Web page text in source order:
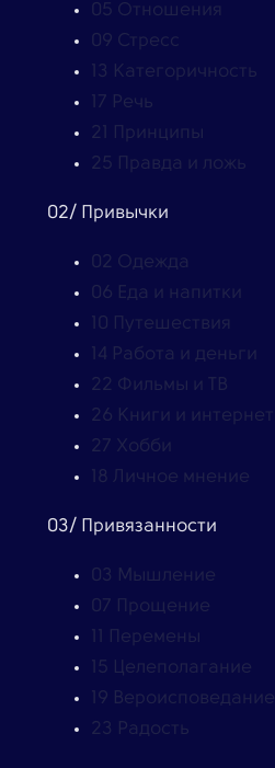
05 Отношения
09 Стресс
13 Категоричность
17
Речь
21
Принципы
25
Правда и ложь
02/ Привычки
02 Одежда
06 Еда и напитки
10
Путешествия
14
Работа и деньги
22 Фильмы и ТВ
26 Книги и интернет
27 Хобби
18 Личное мнение
03/ Привязанности
03 Мышление
07
Прощение
Перемены
15 Целеполагание
19 Вероисповедание
23
Радость